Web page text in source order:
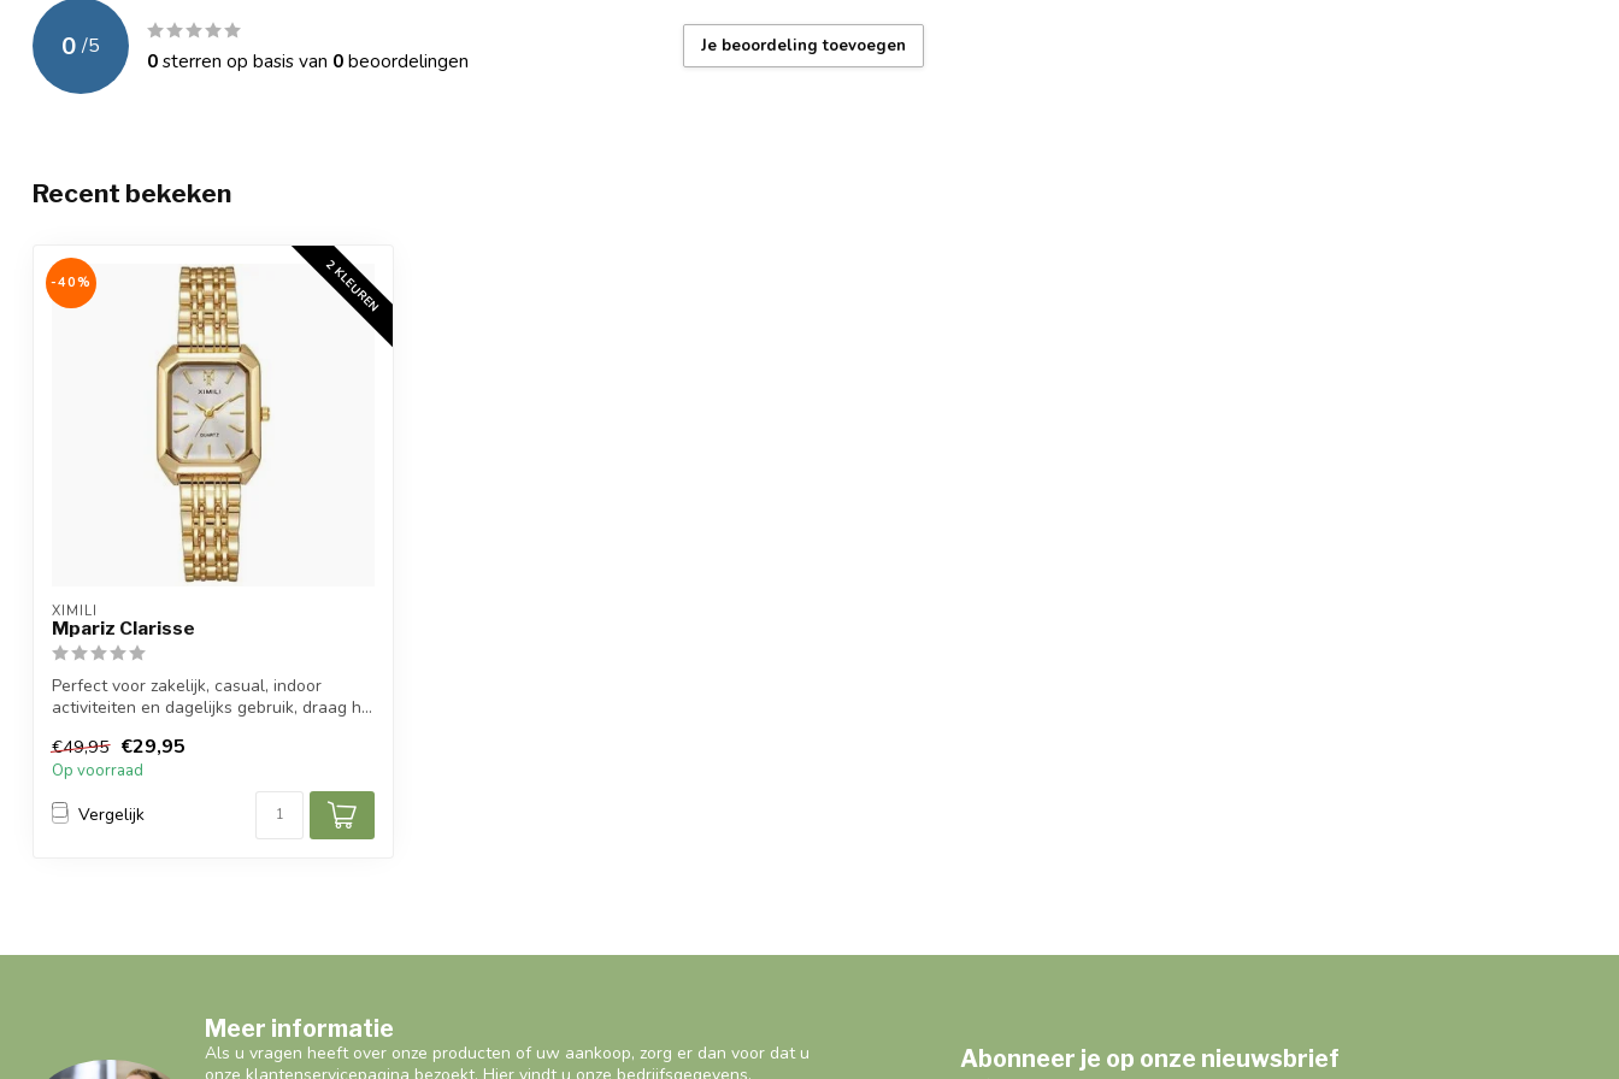
Waterbestendig 3 ATM (spatwaterdicht: regen en handen wassen)
Garantie Officiële Mpariz garantie – 1 jaar
0 /5
0sterren op basis van 0beoordelingen
Je beoordeling toevoegen
Recent bekeken
2 KLEUREN
-40%
XIMILI
Mpariz Clarisse
Perfect voor zakelijk, casual, indoor
activiteiten en dagelijks gebruik, draag h...
€49,95 €29,95
Op voorraad
Vergelijk
Meer informatie
Als u vragen heeft over onze producten of uw aankoop, zorg er dan voor dat u
Abonneer je op onze nieuwsbrief